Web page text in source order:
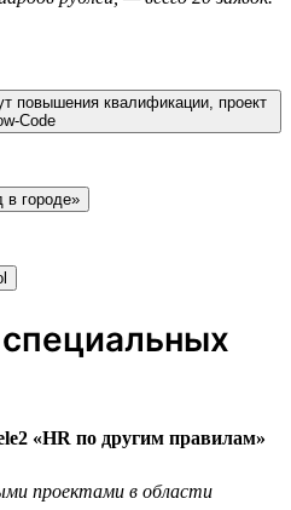
повышения квалификации, проект
Code
в городе»
«HR по другим правилам»
проектами в области